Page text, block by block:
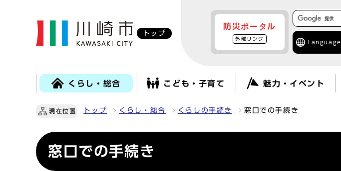
トップ
防災ポータル
外部リンク
Language
くらし・総合 こども・子育て 魅力・イベント
現在位置 トップ くらし・総合 くらしの手続き 窓口での手続き
窓口での手続き